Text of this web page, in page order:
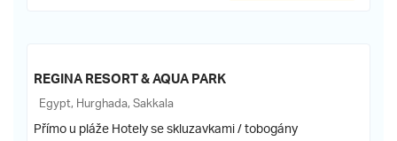
REGINA RESORT & AQUA PARK
Egypt, Hurghada, Sakkala
Přímo u pláže Hotely se skluzavkami / tobogány